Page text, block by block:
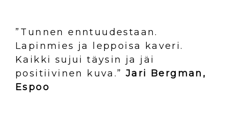
”Tunnen enntuudestaan.
Lapinmies ja leppoisa kaveri.
Kaikki sujui täysin ja jäi
positiivinen kuva.” Jari Bergman,
Espoo